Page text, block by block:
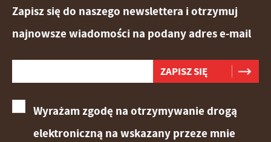
Zapisz się do naszego newslettera i otrzymuj
najnowsze wiadomości na podany adres e-mail
Wyrażam zgodę na otrzymywanie drogą
elektroniczną na wskazany przeze mnie